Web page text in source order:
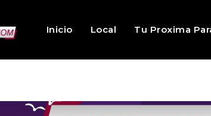
Inicio Local Tu Proxima